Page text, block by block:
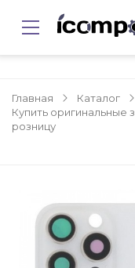
Главная
Каталог
Купить оригинальные
розницу